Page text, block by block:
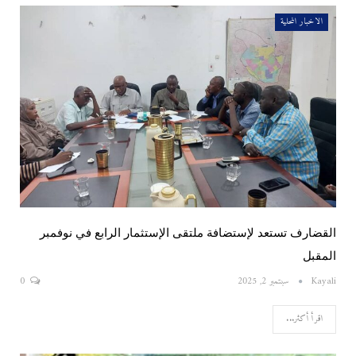
الاخبار المحلية
القضارف تستعد لإستضافة ملتقى الإستثمار الرابع في نوفمبر
المقبل
Kayali سبتمبر 2, 2025
اقرأ أكثر...